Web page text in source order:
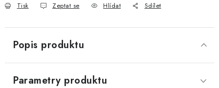
Tisk Zeptat se Hlídat Sdílet
Popis produktu
Parametry produktu